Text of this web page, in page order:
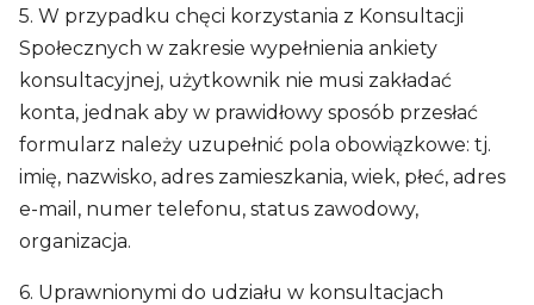
5. W przypadku chęci korzystania z Konsultacji
Społecznych w zakresie wypełnienia ankiety
konsultacyjnej, użytkownik nie musi zakładać
konta, jednak aby w prawidłowy sposób przesłać
formularz należy uzupełnić pola obowiązkowe: tj.
imię, nazwisko, adres zamieszkania, wiek, płeć, adres
e-mail, numer telefonu, status zawodowy,
organizacja.
6. Uprawnionymi do udziału w konsultacjach